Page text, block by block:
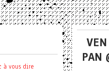
PAN
à vous dire